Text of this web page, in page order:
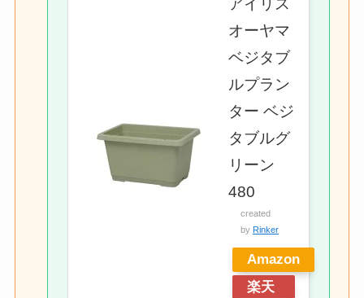
アイリス
オーヤマ
ベジタブ
ルプラン
ター ベジ
タブルグ
リーン
480
created
by Rinker
Amazon
楽天